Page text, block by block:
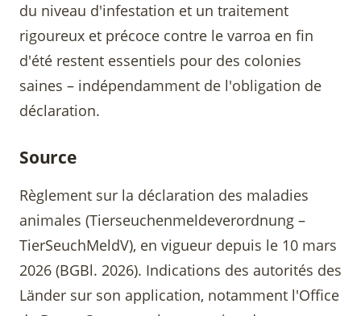
du niveau d'infestation et un traitement
rigoureux et précoce contre le varroa en fin
d'été restent essentiels pour des colonies
saines – indépendamment de l'obligation de
déclaration.
Source
Règlement sur la déclaration des maladies
animales (Tierseuchenmeldeverordnung –
TierSeuchMeldV), en vigueur depuis le 10 mars
2026 (BGBl. 2026). Indications des autorités des
Länder sur son application, notamment l'Office